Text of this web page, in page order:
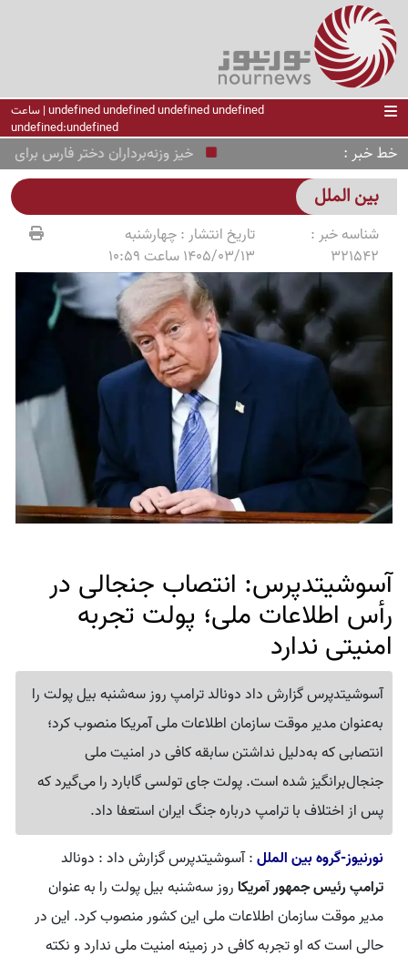
undefined undefined undefined undefined | ساعت
undefined:undefined
خط خبر خیز وزنه‌برداران دختر فارس برای
بین الملل
شناسه خبر :
321542
تاریخ انتشار :چهارشنبه
1405/03/13 ساعت 10:59
آسوشیتدپرس: انتصاب جنجالی در
رأس اطلاعات ملی؛ پولت تجربه
امنیتی ندارد
آسوشیتدپرس گزارش داد دونالد ترامپ روز سه‌شنبه بیل پولت را
به‌عنوان مدیر موقت سازمان اطلاعات ملی آمریکا منصوب کرد؛
انتصابی که به‌دلیل نداشتن سابقه کافی در امنیت ملی
جنجال‌برانگیز شده است. پولت جای تولسی گابارد را می‌گیرد که
پس از اختلاف با ترامپ درباره جنگ ایران استعفا داد.
نورنیوز-گروه بین الملل: آسوشیتدپرس گزارش داد : دونالد
ترامپ رئیس جمهور آمریکاروز سه‌شنبه بیل پولت را به عنوان
مدیر موقت سازمان اطلاعات ملی این کشور منصوب کرد. این در
حالی است که او تجربه کافی در زمینه امنیت ملی ندارد و نکته